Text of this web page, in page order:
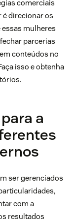
comerciais
é direcionar os
essas mulheres
parcerias
conteúdos no
isso e obtenha
a
ser gerenciados
com a
resultados